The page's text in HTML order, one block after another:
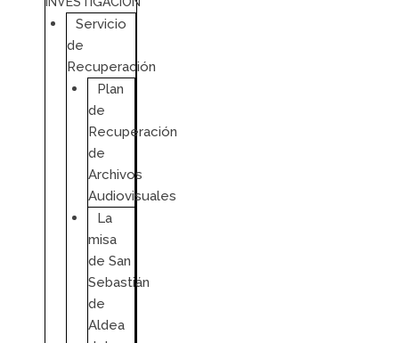
Servicio
de
Recuperación
Plan
de
Recuperación
de
Archivos
Audiovisuales
La
misa
de San
Sebastián
de
Aldea